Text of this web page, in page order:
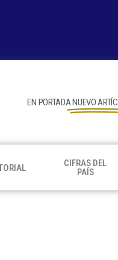
EN PORTADANUEVO
CIFRAS DEL
PAÍS